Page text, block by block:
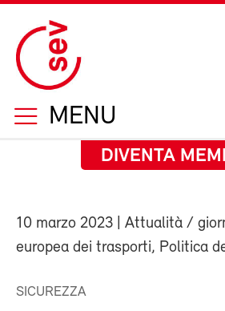
MENU
DIVENTA
10 marzo 2023 | Attualità /
europea dei trasporti, Politica
SICUREZZA